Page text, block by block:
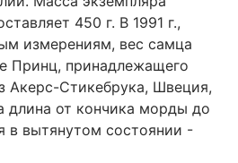
450 г. В 1991 г.,
измерениям, вес самца
Принц, принадлежащего
Акерс-Стикебрука, Швеция,
длина от кончика морды до
в вытянутом состоянии -